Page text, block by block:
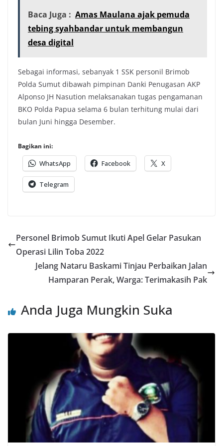
Baca Juga : Amas Maulana ajak pemuda
tebing syahbandar untuk membangun
desa digital
Sebagai informasi, sebanyak 1 SSK personil Brimob
Polda Sumut dibawah pimpinan Danki Penugasan AKP
Alponso JH Nasution melaksanakan tugas pengamanan
BKO Polda Papua selama 6 bulan terhitung mulai dari
bulan Juni hingga Desember.
Bagikan ini:
WhatsApp Facebook X
Telegram
Personel Brimob Sumut Ikuti Apel Gelar Pasukan
Operasi Lilin Toba 2022
Jelang Nataru Baskami Tinjau Perbaikan Jalan
Hamparan Perak, Warga: Terimakasih Pak
Anda Juga Mungkin Suka